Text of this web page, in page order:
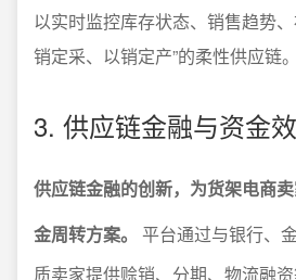
以实时监控库存状态、销售趋势
销定采、以销定产”的柔性供应链。
3. 供应链金融与资金
供应链金融的创新，为货架电商
金周转方案。
平台通过与银行、
质卖家提供赊销、分期、物流融资